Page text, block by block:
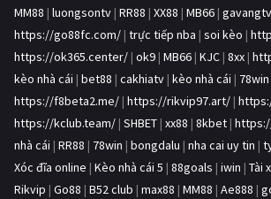
MM88 | luongsontv | RR88 | XX88 | MB66 | gavangtv
https://go88fc.com/ | trực tiếp nba | soi kèo |
https://ok365.center/ | ok9 | MB66 | KJC | 8xx |
kèo nhà cái | bet88 | cakhiatv | kèo nhà cái | 78win
https://f8beta2.me/ | https://rikvip97.art/ |
https://kclub.team/ | SHBET | xx88 | 8kbet |
nhà cái | RR88 | 78win | bongdalu | nha cai uy tin |
Xóc đĩa online | Kèo nhà cái 5 | 88goals | iwin | Tài
Rikvip | Go88 | B52 club | max88 | MM88 | Ae888 |